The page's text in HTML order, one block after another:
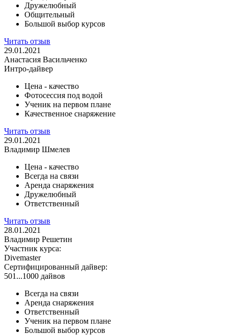
Дружелюбный
Общительный
Большой выбор курсов
Читать отзыв
29.01.2021
Анастасия Васильченко
Интро-дайвер
Цена - качество
Фотосессия под водой
Ученик на первом плане
Качественное снаряжение
Читать отзыв
29.01.2021
Владимир Шмелев
Цена - качество
Всегда на связи
Аренда снаряжения
Дружелюбный
Ответственный
Читать отзыв
28.01.2021
Владимир Решетин
Участник курса:
Divemaster
Сертифицированный дайвер:
501...1000 дайвов
Всегда на связи
Аренда снаряжения
Ответственный
Ученик на первом плане
Большой выбор курсов